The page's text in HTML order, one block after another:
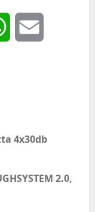
WhatsApp
4x30db
2.0,